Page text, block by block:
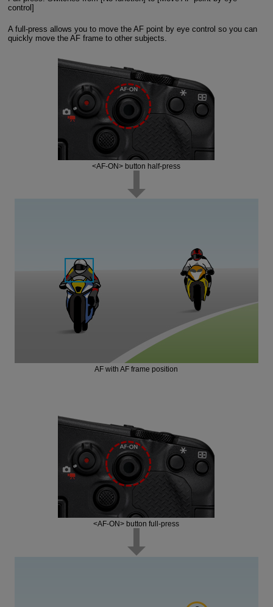
control]
A full-press allows you to move the AF point by eye control so you can
quickly move the AF frame to other subjects.
<AF-ON> button half-press
AF with AF frame position
<AF-ON> button full-press